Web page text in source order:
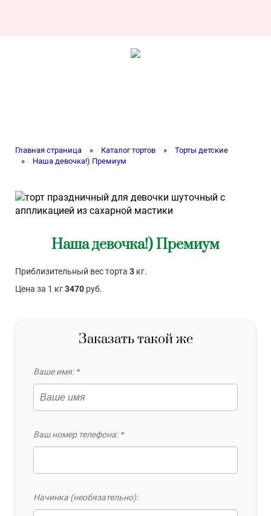
Главная страница » Каталог тортов »
Торты детские
»
Наша девочка!) Премиум
Наша девочка!) Премиум
Приблизительный вес торта 3 кг.
Цена за 1 кг3470 руб.
Заказать такой же
Ваше имя: *
Ваш номер телефона: *
Начинка (необязательно):